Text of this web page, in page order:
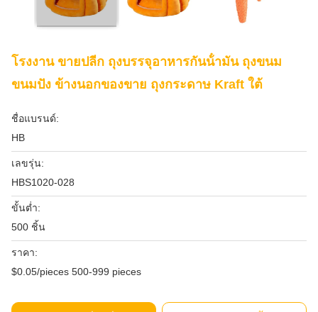
โรงงาน ขายปลีก ถุงบรรจุอาหารกันน้ํามัน ถุงขนม
ขนมปัง ข้างนอกของขาย ถุงกระดาษ Kraft ใต้
ชื่อแบรนด์:
HB
เลขรุ่น:
HBS1020-028
ขั้นต่ำ:
500 ชิ้น
ราคา:
$0.05/pieces 500-999 pieces